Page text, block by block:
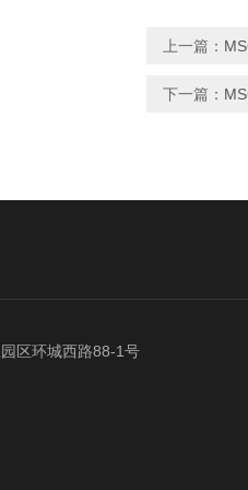
上一篇：
下一篇：
区环城西路88-1号